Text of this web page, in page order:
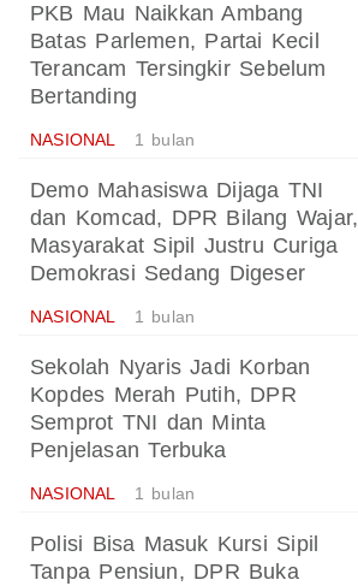
PKB Mau Naikkan Ambang
Batas Parlemen, Partai Kecil
Terancam Tersingkir Sebelum
Bertanding
NASIONAL 1 bulan
Demo Mahasiswa Dijaga TNI
dan Komcad, DPR Bilang Wajar,
Masyarakat Sipil Justru Curiga
Demokrasi Sedang Digeser
NASIONAL 1 bulan
Sekolah Nyaris Jadi Korban
Kopdes Merah Putih, DPR
Semprot TNI dan Minta
Penjelasan Terbuka
NASIONAL 1 bulan
Polisi Bisa Masuk Kursi Sipil
Tanpa Pensiun, DPR Buka